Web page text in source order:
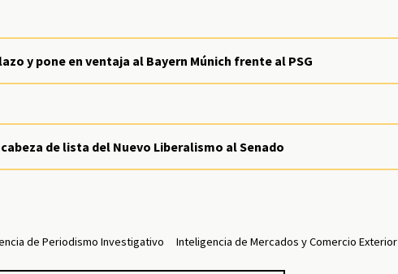
y pone en ventaja al Bayern Múnich frente al PSG
de lista del Nuevo Liberalismo al Senado
de Periodismo Investigativo Inteligencia de Mercados y Comercio Exterior